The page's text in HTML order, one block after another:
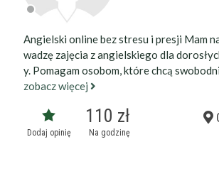
Angielski online bez stresu i presji Mam
wadzę zajęcia z angielskiego dla
y. Pomagam osobom, które chcą
zobacz więcej
Dodaj opinię
110 zł
Na godzinę